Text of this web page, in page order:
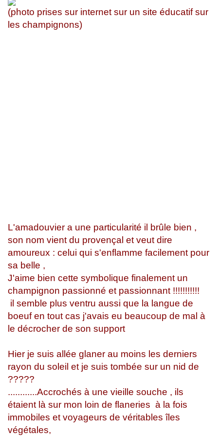
(photo prises sur internet sur un site éducatif sur
les champignons)
L'amadouvier a une particularité il brûle bien ,
son nom vient du provençal et veut dire
amoureux : celui qui s'enflamme facilement pour
sa belle ,
J'aime bien cette symbolique finalement un
champignon passionné et passionnant !!!!!!!!!!!
il semble plus ventru aussi que la langue de
boeuf en tout cas j'avais eu beaucoup de mal à
le décrocher de son support
Hier je suis allée glaner au moins les derniers
rayon du soleil et je suis tombée sur un nid de
?????
............Accrochés à une vieille souche , ils
étaient là sur mon loin de flaneries à la fois
immobiles et voyageurs de véritables îles
végétales,